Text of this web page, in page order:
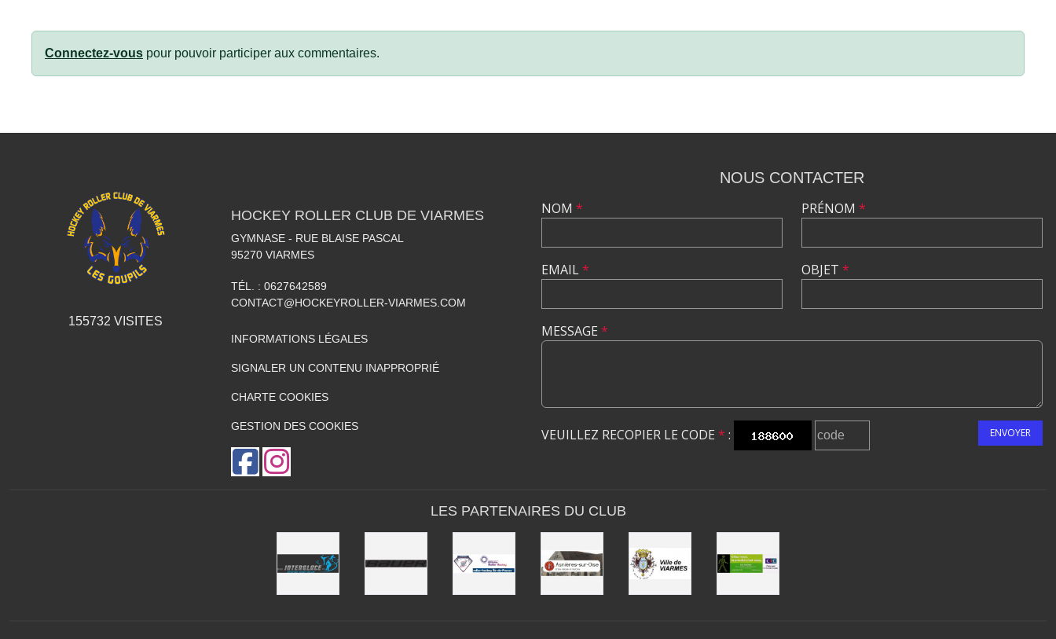
Connectez-vous pour pouvoir participer aux commentaires.
155732 VISITES
HOCKEY ROLLER CLUB DE VIARMES
GYMNASE - RUE BLAISE PASCAL
95270 VIARMES
TÉL. : 0627642589
CONTACT@HOCKEYROLLER-VIARMES.COM
INFORMATIONS LÉGALES
SIGNALER UN CONTENU INAPPROPRIÉ
CHARTE COOKIES
GESTION DES COOKIES
NOUS CONTACTER
NOM *
EMAIL*
PRÉNOM *
OBJET *
MESSAGE *
VEUILLEZ RECOPIER LE CODE * : ENVOYER
LES PARTENAIRES DU CLUB